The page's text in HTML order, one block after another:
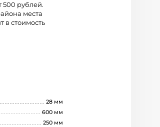
500 рублей.
места
в стоимость
28 мм
600 мм
250 мм